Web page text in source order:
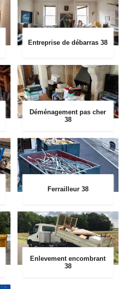
Entreprise de débarras 38
Déménagement pas cher
38
Ferrailleur 38
Enlevement encombrant
38